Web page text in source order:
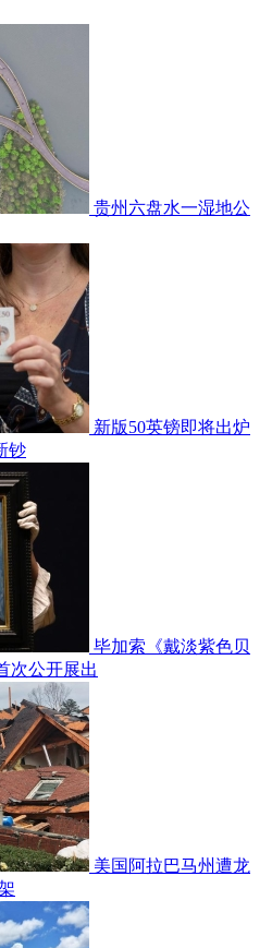
贵州六盘水一湿地公
新版50英镑即将出炉
钞
毕加索《戴淡紫色贝
次公开展出
美国阿拉巴马州遭龙